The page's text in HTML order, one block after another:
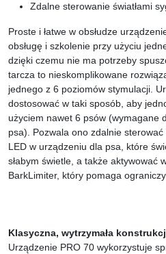
Zdalne sterowanie światłami
Proste i łatwe w obsłudze
obsługę i szkolenie przy użyciu
dzięki czemu nie ma potrzeby
tarcza to nieskomplikowane
jednego z 6 poziomów stymulacji.
dostosować w taki sposób, aby
użyciem nawet 6 psów (wymagane
psa). Pozwala ono zdalnie sterować
LED w urządzeniu dla psa, które
słabym świetle, a także aktywować
BarkLimiter, który pomaga
Klasyczna, wytrzymała
Urządzenie PRO 70 wykorzystuje